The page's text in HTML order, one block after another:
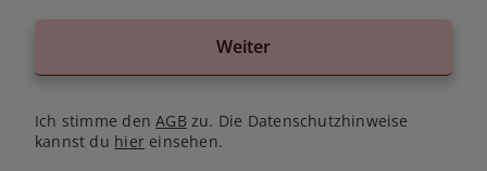
Weiter
Ich stimme denAGB zu. Die Datenschutzhinweise
kannst du hiereinsehen.